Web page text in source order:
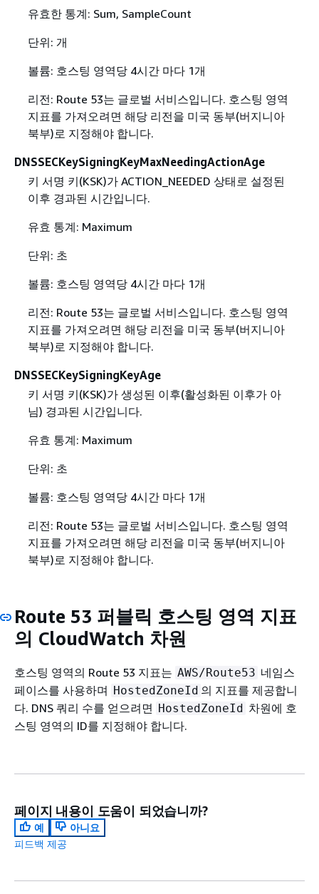
유효한 통계: Sum, SampleCount
단위: 개
볼륨: 호스팅 영역당 4시간 마다 1개
리전: Route 53는 글로벌 서비스입니다. 호스팅 영역
지표를 가져오려면 해당 리전을 미국 동부(버지니아
북부)로 지정해야 합니다.
DNSSECKeySigningKeyMaxNeedingActionAge
키 서명 키(KSK)가 ACTION_NEEDED 상태로 설정된
이후 경과된 시간입니다.
유효 통계: Maximum
단위: 초
볼륨: 호스팅 영역당 4시간 마다 1개
리전: Route 53는 글로벌 서비스입니다. 호스팅 영역
지표를 가져오려면 해당 리전을 미국 동부(버지니아
북부)로 지정해야 합니다.
DNSSECKeySigningKeyAge
키 서명 키(KSK)가 생성된 이후(활성화된 이후가 아
님) 경과된 시간입니다.
유효 통계: Maximum
단위: 초
볼륨: 호스팅 영역당 4시간 마다 1개
리전: Route 53는 글로벌 서비스입니다. 호스팅 영역
지표를 가져오려면 해당 리전을 미국 동부(버지니아
북부)로 지정해야 합니다.
Route 53 퍼블릭 호스팅 영역 지표
의 CloudWatch 차원
호스팅 영역의 Route 53 지표는 AWS/Route53 네임스
페이스를 사용하며 HostedZoneId 의 지표를 제공합니
다. DNS 쿼리 수를 얻으려면 HostedZoneId 차원에 호
스팅 영역의 ID를 지정해야 합니다.
페이지 내용이 도움이 되었습니까?
예
아니요
피드백 제공